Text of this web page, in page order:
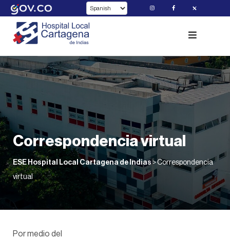
Skip
content
Correspondencia virtual
ESE Hospital Local Cartagena de Indias>Correspondencia
virtual
Por medio del